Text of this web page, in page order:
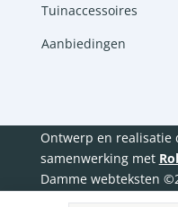
Tuinaccessoires
Aanbiedingen
Ontwerp en realisatie
samenwerking met
Damme webteksten